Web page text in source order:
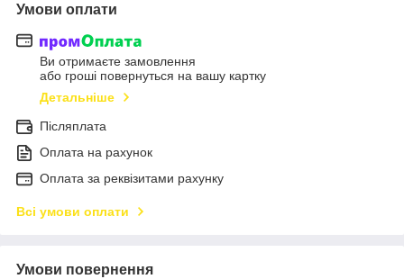
Умови оплати
Ви отримаєте замовлення
або гроші повернуться на вашу картку
Детальніше
Післяплата
Оплата на рахунок
Оплата за реквізитами рахунку
Всі умови оплати
Умови повернення